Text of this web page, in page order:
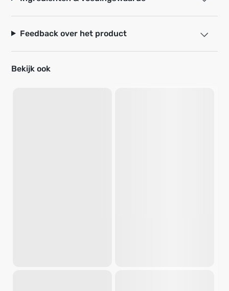
Feedback over het product
Bekijk ook